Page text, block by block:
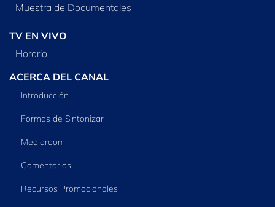
Muestra de Documentales
TV EN VIVO
Horario
ACERCA DEL CANAL
Introducción
Formas de Sintonizar
Mediaroom
Comentarios
Recursos Promocionales